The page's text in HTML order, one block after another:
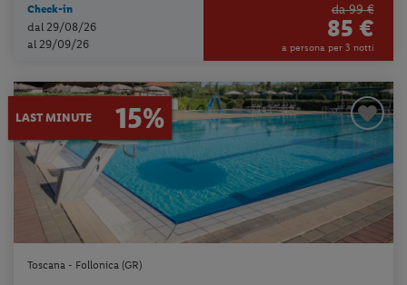
Check-in
dal 29/08/26
al 29/09/26
da 99 €
85 €
a persona per 3 notti
LAST MINUTE 15%
Toscana - Follonica (GR)